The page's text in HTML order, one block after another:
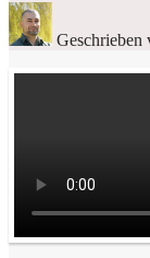
Geschrieben